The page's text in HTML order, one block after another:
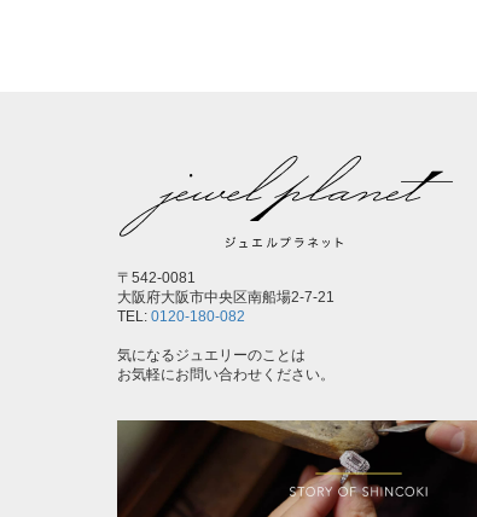
〒542-0081
大阪府大阪市中央区南船場2-7-21
TEL: 0120-180-082
気になるジュエリーのことは
お気軽にお問い合わせください。